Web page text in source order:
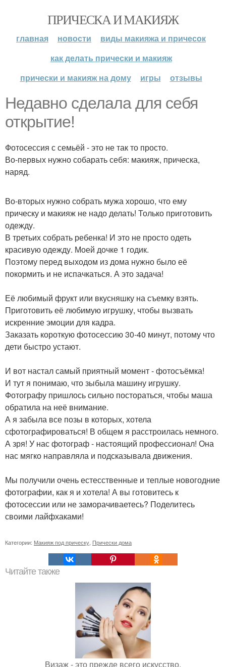
ПРИЧЕСКА И МАКИЯЖ
главная новости
виды макияжа и причесок
как делать прически и макияж
прически и макияж на дому
игры отзывы
Недавно сделала для себя
открытие!
Фотосессия с семьёй - это не так то просто.
Во-первых нужно собарать себя: макияж, прическа,
наряд.
Во-вторых нужно собрать мужа хорошо, что ему
прическу и макияж не надо делать! Только приготовить
одежду.
В третьих собрать ребенка! И это не просто одеть
красивую одежду. Моей дочке 1 годик.
Поэтому перед выходом из дома нужно было её
покормить и не испачкаться. А это задача!
Её любимый фрукт или вкусняшку на съемку взять.
Приготовить её любимую игрушку, чтобы вызвать
искренние эмоции для кадра.
Заказать короткую фотосессию 30-40 минут, потому что
дети быстро устают.
И вот настал самый приятный момент - фотосъёмка!
И тут я понимаю, что зыбыла машину игрушку.
Фотографу пришлось сильно постораться, чтобы маша
обратила на неё внимание.
А я забыла все позы в которых, хотела
сфотографироваться! В общем я расстроилась немного.
А зря! У нас фотограф - настоящий профессионал! Она
нас мягко направляла и подсказывала движения.
Мы получили очень естесственные и теплые новогодние
фотографии, как я и хотела! А вы готовитесь к
фотосессии или не заморачиваетесь? Поделитесь
своими лайфхаками!
Категории: Макияж под прическу Прически дома
Читайте также
Визаж - это прежде всего искусство.